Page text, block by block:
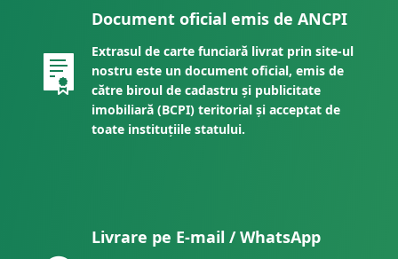
Document oficial emis de ANCPI
Extrasul de carte funciară livrat prin site-ul
nostru este un document oficial, emis de
către biroul de cadastru și publicitate
imobiliară (BCPI) teritorial și acceptat de
toate instituțiile statului.
Livrare pe E-mail / WhatsApp